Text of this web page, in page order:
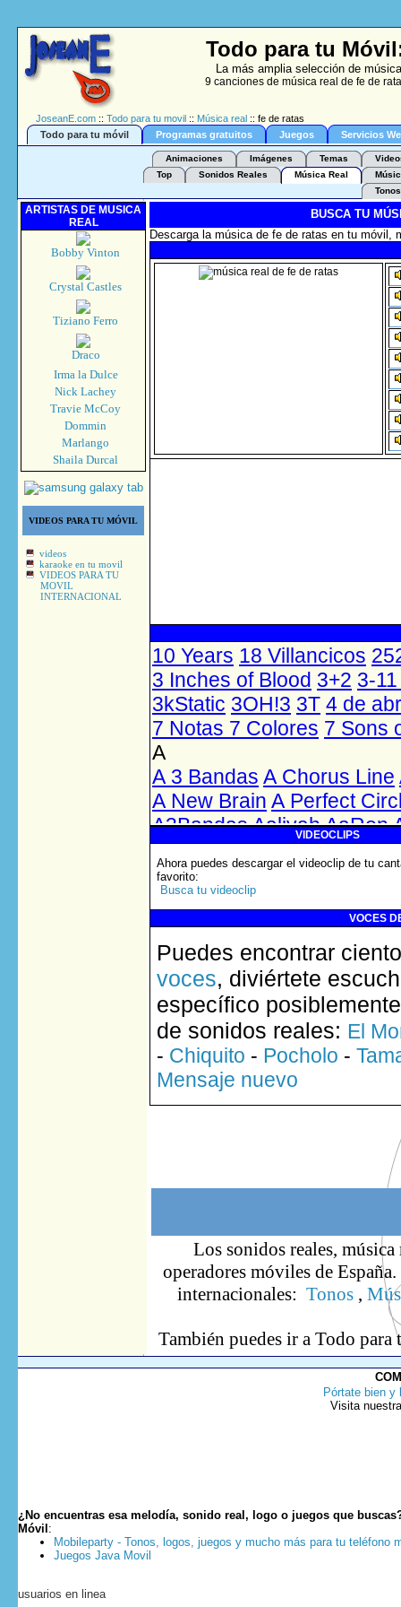
Todo para tu
La más amplia selección de
9 canciones de música real de fe de
JoseanE.com :: Todo para tu movil :: Música real :: fe de ratas
Todo para tu móvil
Programas gratuitos Juegos Servicios
Animaciones Imágenes Temas
Top
Sonidos Reales Música Real
Tonos
ARTISTAS DE MUSICA
REAL
Bobby Vinton
Crystal Castles
Tiziano Ferro
Draco
Irma la Dulce
Nick Lachey
Travie McCoy
Dommin
Marlango
Shaila Durcal
VIDEOS PARA TU MÓVIL
videos
karaoke en tu movil
VIDEOS PARA TU
MOVIL
INTERNACIONAL
BUSCA TU
Descarga la música de fe de ratas en tu móvil,
VIDEOCLIPS
Ahora puedes descargar el videoclip de tu
favorito:
Busca tu videoclip
VOCES
Puedes encontrar
voces, diviértete
específico
de sonidos reales: El
- Chiquito - Pocholo -
Mensaje nuevo
Los sonidos reales,
operadores móviles de
internacionales: Tonos,
También puedes ir a Todo para
Pórtate bien y
Visita
¿No encuentras esa melodía, sonido real, logo o juegos que
Móvil :
Mobileparty - Tonos, logos, juegos y mucho más para tu teléfono
Juegos Java Movil
usuarios en linea